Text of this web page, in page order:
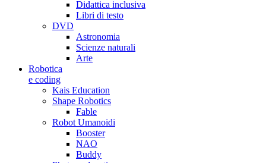
Didattica inclusiva
Libri di testo
DVD
Astronomia
Scienze naturali
Arte
Robotica
e coding
Kais Education
Shape Robotics
Fable
Robot Umanoidi
Booster
NAO
Buddy